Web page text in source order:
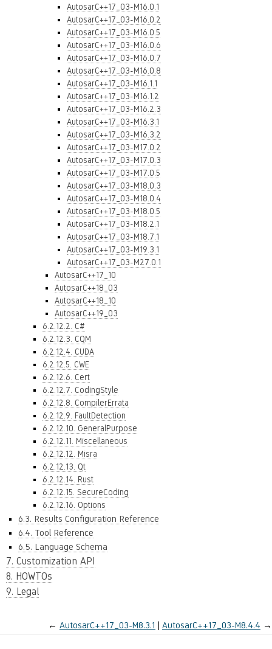
AutosarC++17_03-M16.0.1
AutosarC++17_03-M16.0.2
AutosarC++17_03-M16.0.5
AutosarC++17_03-M16.0.6
AutosarC++17_03-M16.0.7
AutosarC++17_03-M16.0.8
AutosarC++17_03-M16.1.1
AutosarC++17_03-M16.1.2
AutosarC++17_03-M16.2.3
AutosarC++17_03-M16.3.1
AutosarC++17_03-M16.3.2
AutosarC++17_03-M17.0.2
AutosarC++17_03-M17.0.3
AutosarC++17_03-M17.0.5
AutosarC++17_03-M18.0.3
AutosarC++17_03-M18.0.4
AutosarC++17_03-M18.0.5
AutosarC++17_03-M18.2.1
AutosarC++17_03-M18.7.1
AutosarC++17_03-M19.3.1
AutosarC++17_03-M27.0.1
AutosarC++17_10
AutosarC++18_03
AutosarC++18_10
AutosarC++19_03
6.2.12.2. C#
6.2.12.3. CQM
6.2.12.4. CUDA
6.2.12.5. CWE
6.2.12.6. Cert
6.2.12.7. CodingStyle
6.2.12.8. CompilerErrata
6.2.12.9. FaultDetection
6.2.12.10. GeneralPurpose
6.2.12.11. Miscellaneous
6.2.12.12. Misra
6.2.12.13. Qt
6.2.12.14. Rust
6.2.12.15. SecureCoding
6.2.12.16. Options
6.3. Results Configuration Reference
6.4. Tool Reference
6.5. Language Schema
7. Customization API
8. HOWTOs
9. Legal
← AutosarC++17_03-M8.3.1 AutosarC++17_03-M8.4.4 →